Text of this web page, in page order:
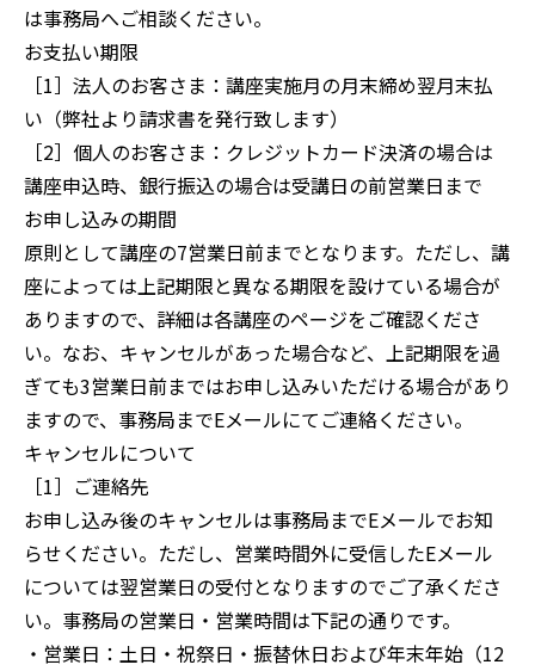
は事務局へご相談ください。
お支払い期限
［1］法人のお客さま：講座実施月の月末締め翌月末払
い（弊社より請求書を発行致します）
［2］個人のお客さま：クレジットカード決済の場合は
講座申込時、銀行振込の場合は受講日の前営業日まで
お申し込みの期間
原則として講座の7営業日前までとなります。ただし、講
座によっては上記期限と異なる期限を設けている場合が
ありますので、詳細は各講座のページをご確認くださ
い。なお、キャンセルがあった場合など、上記期限を過
ぎても3営業日前まではお申し込みいただける場合があり
ますので、事務局までEメールにてご連絡ください。
キャンセルについて
［1］ご連絡先
お申し込み後のキャンセルは事務局までEメールでお知
らせください。ただし、営業時間外に受信したEメール
については翌営業日の受付となりますのでご了承くださ
い。事務局の営業日・営業時間は下記の通りです。
・営業日：土日・祝祭日・振替休日および年末年始（12